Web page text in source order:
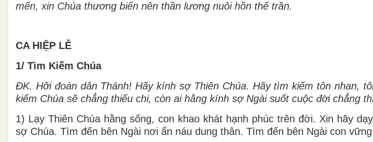
mến, xin Chúa thương biến nên thần lương nuôi hồn thế trần.
CA HIỆP LỄ
1/ Tìm Kiếm Chúa
ĐK. Hỡi đoàn dân Thánh! Hãy kính sợ Thiên Chúa. Hãy tìm kiếm tôn nhan,
kiếm Chúa sẽ chẳng thiếu chi, còn ai hằng kính sợ Ngài suốt cuộc đời chẳng
1) Lạy Thiên Chúa hằng sống, con khao khát hạnh phúc trên đời. Xin hãy
sợ Chúa. Tìm đến bên Ngài nơi ẩn náu dung thân. Tìm đến bên Ngài con